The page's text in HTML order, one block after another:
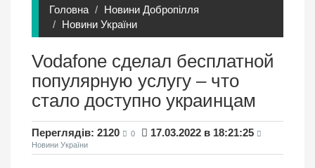
Головна
Новини Добропілля
Новини України
Vodafone сделал бесплатной
популярную услугу – что
стало доступно украинцам
Переглядів: 2120 0 17.03.2022 в 18:21:25
Новини України